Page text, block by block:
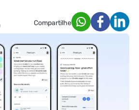
Compartilhe